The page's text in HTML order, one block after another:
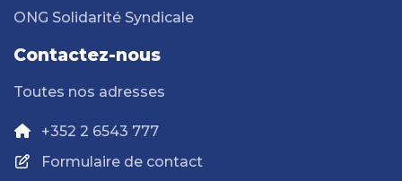
ONG Solidarité Syndicale
Contactez-nous
Toutes nos adresses
+352 2 6543 777
Formulaire de contact